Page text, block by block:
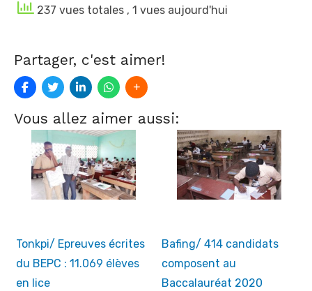
237 vues totales , 1 vues aujourd'hui
Partager, c'est aimer!
Vous allez aimer aussi:
Tonkpi/ Epreuves écrites
du BEPC : 11.069 élèves
en lice
Bafing/ 414 candidats
composent au
Baccalauréat 2020